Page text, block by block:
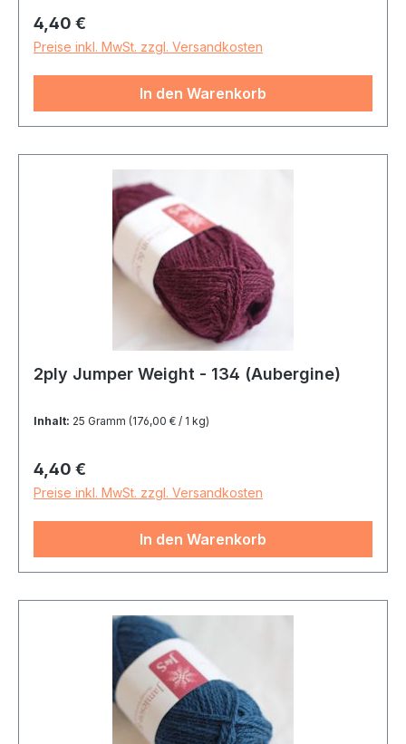
Regulärer Preis:
4,40 €
Preise inkl. MwSt. zzgl. Versandkosten
In den Warenkorb
2ply Jumper Weight - 134 (Aubergine)
Inhalt: 25 Gramm (176,00 € / 1 kg)
Regulärer Preis:
4,40 €
Preise inkl. MwSt. zzgl. Versandkosten
In den Warenkorb